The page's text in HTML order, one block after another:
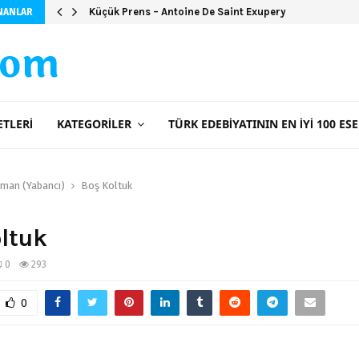
Küçük Prens – Antoine De Saint Exupery
KATEGORILER TÜRK EDEBIYATININ EN İYI 100
(Yabancı) Boş Koltuk
0 293
0